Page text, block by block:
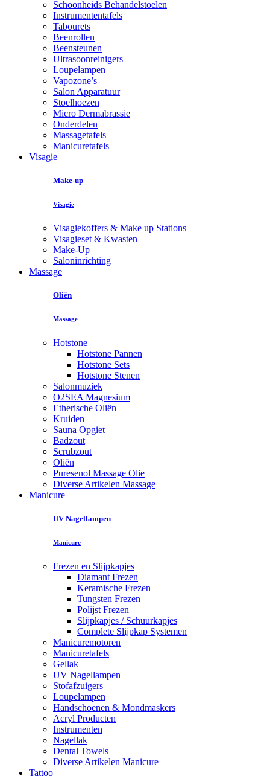
Schoonheids Behandelstoelen
Instrumententafels
Tabourets
Beenrollen
Beensteunen
Ultrasoonreinigers
Loupelampen
Vapozone’s
Salon Apparatuur
Stoelhoezen
Micro Dermabrassie
Onderdelen
Massagetafels
Manicuretafels
Visagie
Make-up
Visagie
Visagiekoffers & Make up Stations
Visagieset & Kwasten
Make-Up
Saloninrichting
Massage
Oliën
Massage
Hotstone
Hotstone Pannen
Hotstone Sets
Hotstone Stenen
Salonmuziek
O2SEA Magnesium
Etherische Oliën
Kruiden
Sauna Opgiet
Badzout
Scrubzout
Oliën
Puresenol Massage Olie
Diverse Artikelen Massage
Manicure
UV Nagellampen
Manicure
Frezen en Slijpkapjes
Diamant Frezen
Keramische Frezen
Tungsten Frezen
Polijst Frezen
Slijpkapjes / Schuurkapjes
Complete Slijpkap Systemen
Manicuremotoren
Manicuretafels
Gellak
UV Nagellampen
Stofafzuigers
Loupelampen
Handschoenen & Mondmaskers
Acryl Producten
Instrumenten
Nagellak
Dental Towels
Diverse Artikelen Manicure
Tattoo